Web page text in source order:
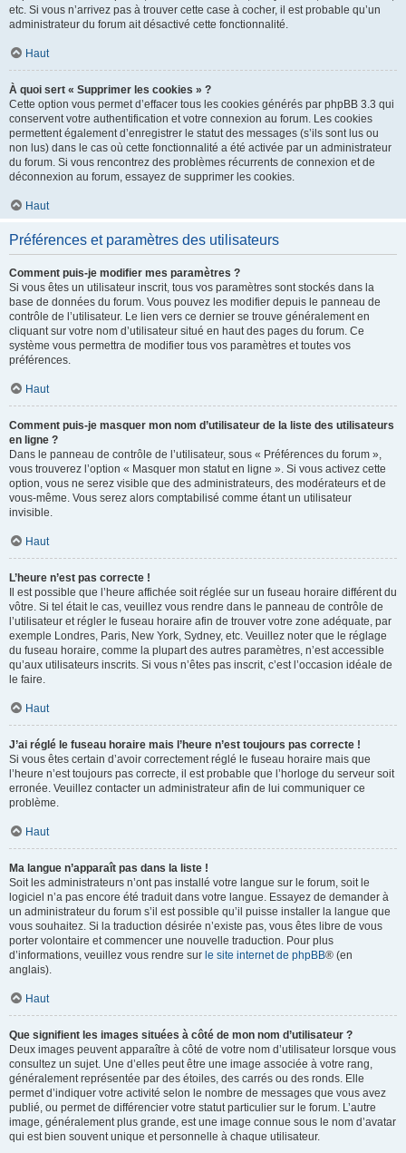
etc. Si vous n’arrivez pas à trouver cette case à cocher, il est probable qu’un
administrateur du forum ait désactivé cette fonctionnalité.
Haut
À quoi sert « Supprimer les cookies » ?
Cette option vous permet d’effacer tous les cookies générés par phpBB 3.3 qui
conservent votre authentification et votre connexion au forum. Les cookies
permettent également d’enregistrer le statut des messages (s’ils sont lus ou
non lus) dans le cas où cette fonctionnalité a été activée par un administrateur
du forum. Si vous rencontrez des problèmes récurrents de connexion et de
déconnexion au forum, essayez de supprimer les cookies.
Haut
Préférences et paramètres des utilisateurs
Comment puis-je modifier mes paramètres ?
Si vous êtes un utilisateur inscrit, tous vos paramètres sont stockés dans la
base de données du forum. Vous pouvez les modifier depuis le panneau de
contrôle de l’utilisateur. Le lien vers ce dernier se trouve généralement en
cliquant sur votre nom d’utilisateur situé en haut des pages du forum. Ce
système vous permettra de modifier tous vos paramètres et toutes vos
préférences.
Haut
Comment puis-je masquer mon nom d’utilisateur de la liste des utilisateurs
en ligne ?
Dans le panneau de contrôle de l’utilisateur, sous « Préférences du forum »,
vous trouverez l’option « Masquer mon statut en ligne ». Si vous activez cette
option, vous ne serez visible que des administrateurs, des modérateurs et de
vous-même. Vous serez alors comptabilisé comme étant un utilisateur
invisible.
Haut
L’heure n’est pas correcte !
Il est possible que l’heure affichée soit réglée sur un fuseau horaire différent du
vôtre. Si tel était le cas, veuillez vous rendre dans le panneau de contrôle de
l’utilisateur et régler le fuseau horaire afin de trouver votre zone adéquate, par
exemple Londres, Paris, New York, Sydney, etc. Veuillez noter que le réglage
du fuseau horaire, comme la plupart des autres paramètres, n’est accessible
qu’aux utilisateurs inscrits. Si vous n’êtes pas inscrit, c’est l’occasion idéale de
le faire.
Haut
J’ai réglé le fuseau horaire mais l’heure n’est toujours pas correcte !
Si vous êtes certain d’avoir correctement réglé le fuseau horaire mais que
l’heure n’est toujours pas correcte, il est probable que l’horloge du serveur soit
erronée. Veuillez contacter un administrateur afin de lui communiquer ce
problème.
Haut
Ma langue n’apparaît pas dans la liste !
Soit les administrateurs n’ont pas installé votre langue sur le forum, soit le
logiciel n’a pas encore été traduit dans votre langue. Essayez de demander à
un administrateur du forum s’il est possible qu’il puisse installer la langue que
vous souhaitez. Si la traduction désirée n’existe pas, vous êtes libre de vous
porter volontaire et commencer une nouvelle traduction. Pour plus
d’informations, veuillez vous rendre sur le site internet de phpBB® (en
anglais).
Haut
Que signifient les images situées à côté de mon nom d’utilisateur ?
Deux images peuvent apparaître à côté de votre nom d’utilisateur lorsque vous
consultez un sujet. Une d’elles peut être une image associée à votre rang,
généralement représentée par des étoiles, des carrés ou des ronds. Elle
permet d’indiquer votre activité selon le nombre de messages que vous avez
publié, ou permet de différencier votre statut particulier sur le forum. L’autre
image, généralement plus grande, est une image connue sous le nom d’avatar
qui est bien souvent unique et personnelle à chaque utilisateur.